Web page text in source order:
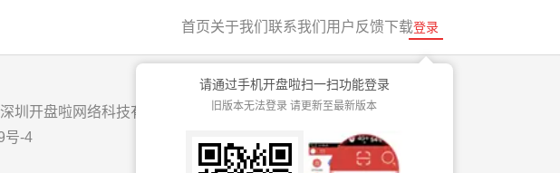
首页关于我们 联系我们 用户反馈下载登录
请通过手机开盘啦扫一扫功能登录
旧版本无法登录 请更新至最新版本
圳开盘啦网络科技有限公司
号-4